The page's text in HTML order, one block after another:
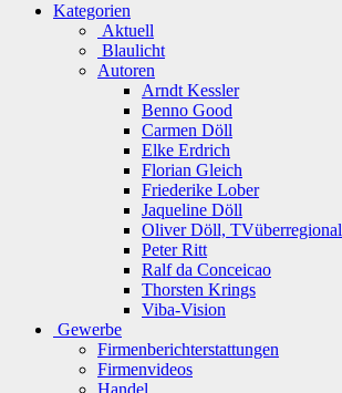
Kategorien
Aktuell
Blaulicht
Autoren
Arndt Kessler
Benno Good
Carmen Döll
Elke Erdrich
Florian Gleich
Friederike Lober
Jaqueline Döll
Oliver Döll, TVüberregional
Peter Ritt
Ralf da Conceicao
Thorsten Krings
Viba-Vision
Gewerbe
Firmenberichterstattungen
Firmenvideos
Handel